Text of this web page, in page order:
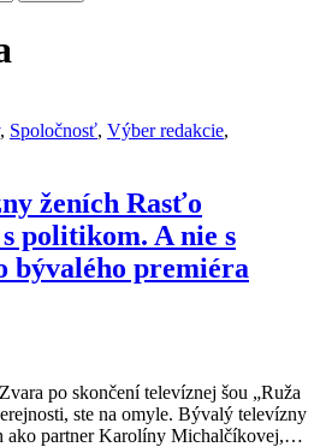
, Spoločnosť, Výber redakcie,
ženích Rasťo
politikom. A nie s
bývalého premiéra
po skončení televíznej šou „Ruža
ste na omyle. Bývalý televízny
ako partner Karolíny Michalčíkovej,…